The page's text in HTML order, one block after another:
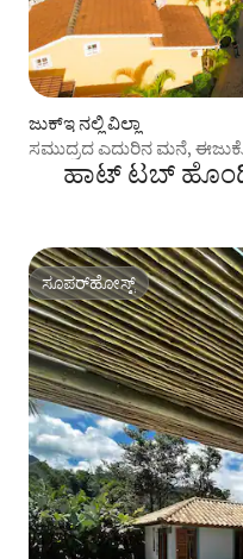
ಜುಕ್ಇ ನಲ್ಲಿ ವಿಲ್ಲಾ
ಸಮುದ್ರದ ಎದುರಿನ ಮನೆ,
ಹಾಟ್ ಟಬ್
ಸೂಪರ್‌ಹೋಸ್ಟ್
ಸೂಪರ್‌ಹೋಸ್ಟ್